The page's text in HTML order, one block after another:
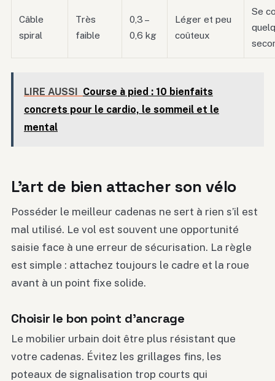
Câble
spiral
Très
faible
0,3 –
0,6 kg
Léger et peu
coûteux
Se
LIRE AUSSI Course à pied : 10 bienfaits
concrets pour le cardio, le sommeil et le
mental
L’art de bien attacher son vélo
Posséder le meilleur cadenas ne sert à rien s’il est
mal utilisé. Le vol est souvent une opportunité
saisie face à une erreur de sécurisation. La règle
est simple : attachez toujours le cadre et la roue
avant à un point fixe solide.
Choisir le bon point d’ancrage
Le mobilier urbain doit être plus résistant que
votre cadenas. Évitez les grillages fins, les
poteaux de signalisation trop courts qui